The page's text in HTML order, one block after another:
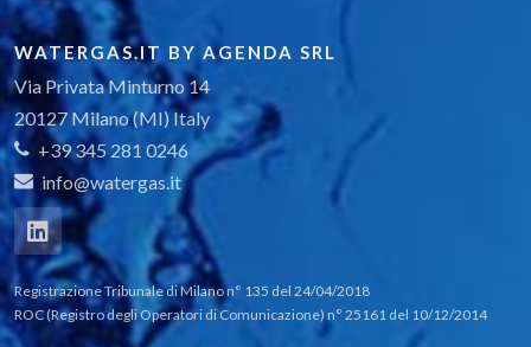
WATERGAS.IT BY AGENDA SRL
Via Privata Minturno 14
20127 Milano (MI) Italy
+39 345 281 0246
info@watergas.it
Registrazione Tribunale di Milano n° 135 del 24/04/2018
ROC (Registro degli Operatori di Comunicazione) n° 25161 del 10/12/2014